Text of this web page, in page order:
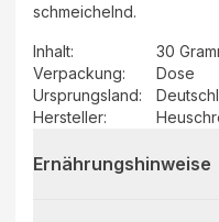
schmeichelnd.
Inhalt:
30
Verpackung:
Dose
Ursprungsland:
Hersteller:
Ernährungshinweise